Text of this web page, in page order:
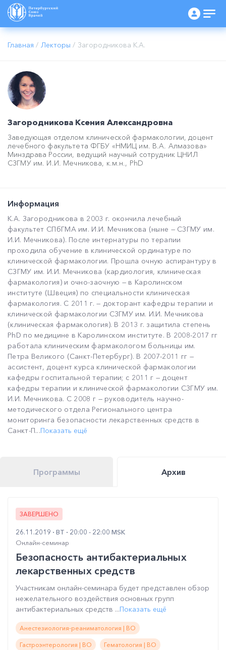
Главная / Лекторы / Загородникова К.А.
Загородникова Ксения Александровна
Заведующая отделом клинической фармакологии, доцент
лечебного факультета ФГБУ «НМИЦ им. В.А. Алмазова»
Минздрава России, ведущий научный сотрудник ЦНИЛ
СЗГМУ им. И.И. Мечникова, к.м.н., PhD
Информация
К.А. Загородникова в 2003 г. окончила лечебный
факультет СПбГМА им. И.И. Мечникова (ныне — СЗГМУ им.
И.И. Мечникова). После интернатуры по терапии
проходила обучение в клинической ординатуре по
клинической фармакологии. Прошла очную аспирантуру в
СЗГМУ им. И.И. Мечникова (кардиология, клиническая
фармакология) и очно-заочную — в Каролинском
институте (Швеция) по специальности клиническая
фармакология. С 2011 г. — докторант кафедры терапии и
клинической фармакологии СЗГМУ им. И.И. Мечникова
(клиническая фармакология). В 2013 г. защитила степень
PhD по медицине в Каролинском институте. В 2008-2017 гг
работала клиническим фармакологом больницы им.
Петра Великого (Санкт-Петербург). В 2007-2011 гг —
ассистент, доцент курса клинической фармакологии
кафедры госпитальной терапии; с 2011 г — доцент
кафедры терапии и клинической фармакологии СЗГМУ им.
И.И. Мечникова. С 2008 г — руководитель научно-
методического отдела Регионального центра
мониторинга безопасности лекарственных средств в
Санкт-П...Показать ещё
Программы Архив
ЗАВЕРШЕНО
26.11.2019 ВТ
20:00 - 22:00 MSK
Онлайн-семинар
Безопасность антибактериальных
лекарственных средств
Участникам онлайн-семинара будет представлен обзор
нежелательного воздействия основных групп
антибактериальных средств ...Показать ещё
Анестезиология-реаниматология | ВО
Гастроэнтерология | ВО Гематология | ВО